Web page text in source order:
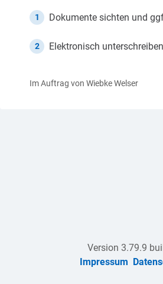
1 Dokumente sichten und
2 Elektronisch
Im Auftrag von Wiebke Welser
Version 3.79.9
Impressum